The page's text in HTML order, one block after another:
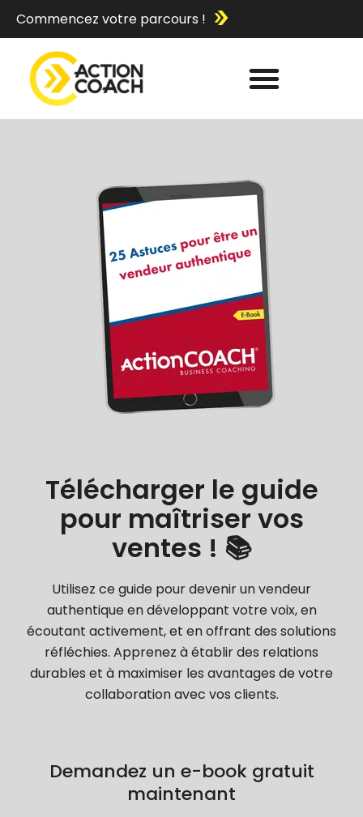
Commencez votre parcours !
Télécharger le guide
pour maîtriser vos
ventes ! 📚
Utilisez ce guide pour devenir un vendeur
authentique en développant votre voix, en
écoutant activement, et en offrant des solutions
réfléchies. Apprenez à établir des relations
durables et à maximiser les avantages de votre
collaboration avec vos clients.
Demandez un e-book gratuit
maintenant